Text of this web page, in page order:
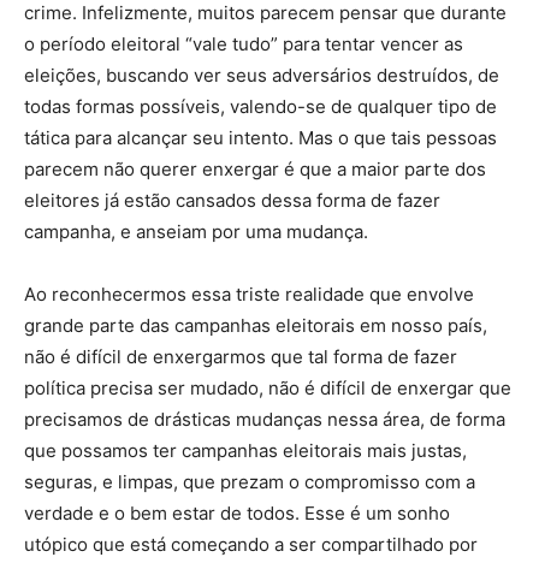
crime. Infelizmente, muitos parecem pensar que durante
o período eleitoral “vale tudo” para tentar vencer as
eleições, buscando ver seus adversários destruídos, de
todas formas possíveis, valendo-se de qualquer tipo de
tática para alcançar seu intento. Mas o que tais pessoas
parecem não querer enxergar é que a maior parte dos
eleitores já estão cansados dessa forma de fazer
campanha, e anseiam por uma mudança.
Ao reconhecermos essa triste realidade que envolve
grande parte das campanhas eleitorais em nosso país,
não é difícil de enxergarmos que tal forma de fazer
política precisa ser mudado, não é difícil de enxergar que
precisamos de drásticas mudanças nessa área, de forma
que possamos ter campanhas eleitorais mais justas,
seguras, e limpas, que prezam o compromisso com a
verdade e o bem estar de todos. Esse é um sonho
utópico que está começando a ser compartilhado por